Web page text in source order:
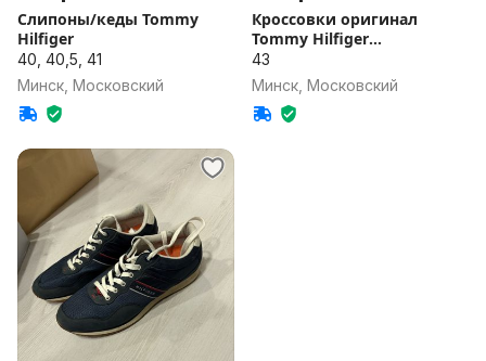
Слипоны/кеды Tommy
Hilfiger
40, 40,5, 41
Минск, Московский
Кроссовки оригинал
Tommy Hilfiger
(мужские,новые)
43
Минск, Московский